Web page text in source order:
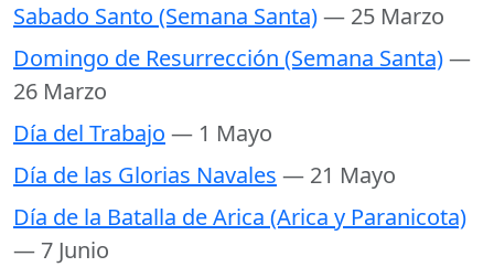
Sabado Santo (Semana Santa)— 25 Marzo
Domingo de Resurrección (Semana Santa)—
26 Marzo
Día del Trabajo — 1 Mayo
Día de las Glorias Navales — 21 Mayo
Día de la Batalla de Arica (Arica y Paranicota)
— 7 Junio